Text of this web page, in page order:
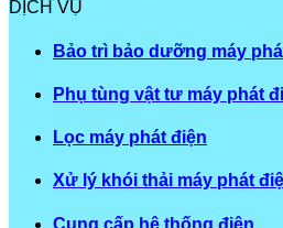
DỊCH VỤ
Bảo trì bảo dưỡng máy
Phụ tùng vật tư máy phát
Lọc máy phát điện
Xử lý khói thải máy phát
Cung cấp hệ thống điện